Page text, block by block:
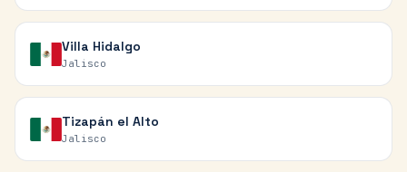
Villa Hidalgo
Jalisco
Tizapán el Alto
Jalisco